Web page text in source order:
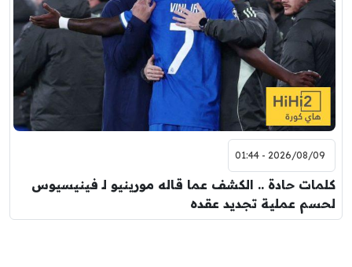
2026/08/09 - 01:44
كلمات حادة .. الكشف عما قاله مورينيو لـ فينيسيوس
لحسم عملية تجديد عقده